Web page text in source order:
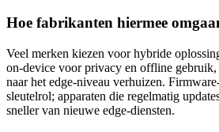
Hoe fabrikanten hiermee
Veel merken kiezen voor hybride
on-device voor privacy en offline
naar het edge-niveau verhuizen.
sleutelrol; apparaten die regelmatig
sneller van nieuwe edge-diensten.